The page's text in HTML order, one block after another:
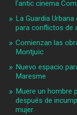
l'antic cinema
La Guardia
para conflictos de
Comienzan las
Montjuïc
Nuevo espacio
Maresme
Muere un hombre
después de
mujer